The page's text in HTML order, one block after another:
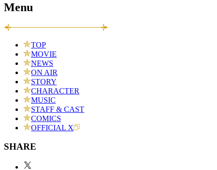
Menu
TOP
MOVIE
NEWS
ON AIR
STORY
CHARACTER
MUSIC
STAFF & CAST
COMICS
OFFICIAL X
SHARE